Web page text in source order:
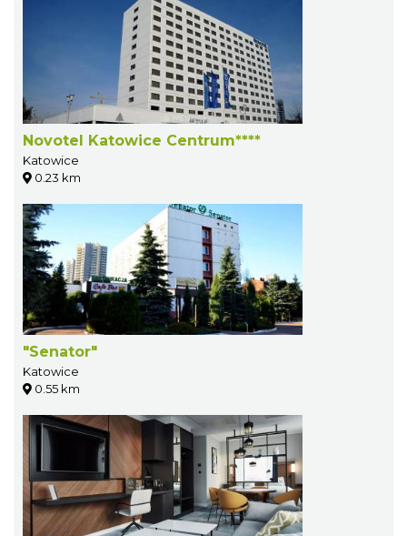
Novotel Katowice Centrum****
Katowice
0.23 km
"Senator"
Katowice
0.55 km